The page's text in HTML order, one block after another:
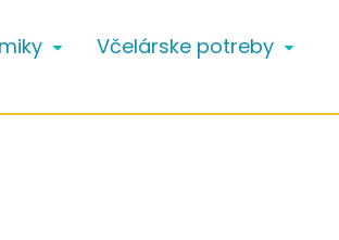
Včelárske potreby